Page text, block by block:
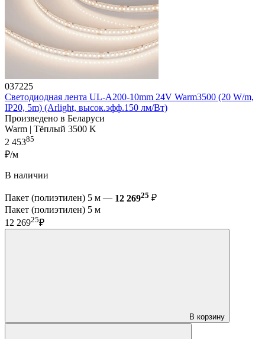
037225
Светодиодная лента UL-A200-10mm 24V Warm3500 (20 W/m,
IP20, 5m) (Arlight, высок.эфф.150 лм/Вт)
Произведено в Беларуси
Warm | Тёплый 3500 K
2 45385
₽/м
В наличии
Пакет (полиэтилен) 5 м — 12 26925 ₽
Пакет (полиэтилен) 5 м
12 26925₽
В корзину